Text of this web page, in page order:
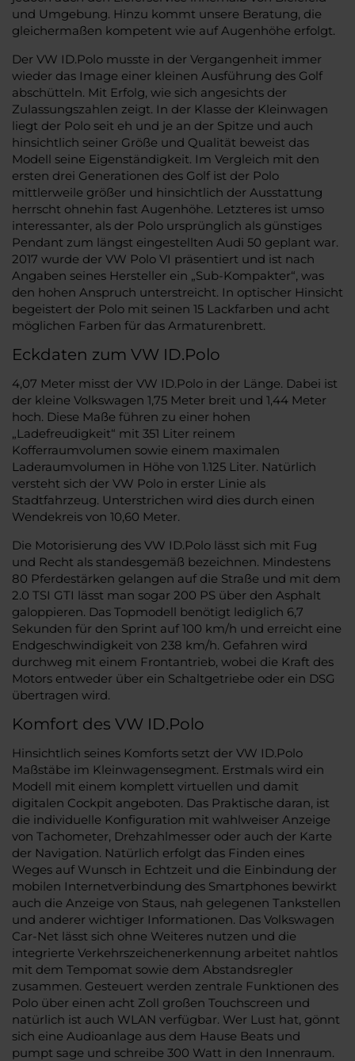
und Umgebung. Hinzu kommt unsere Beratung, die
gleichermaßen kompetent wie auf Augenhöhe erfolgt.
Der VW ID.Polo musste in der Vergangenheit immer
wieder das Image einer kleinen Ausführung des Golf
abschütteln. Mit Erfolg, wie sich angesichts der
Zulassungszahlen zeigt. In der Klasse der Kleinwagen
liegt der Polo seit eh und je an der Spitze und auch
hinsichtlich seiner Größe und Qualität beweist das
Modell seine Eigenständigkeit. Im Vergleich mit den
ersten drei Generationen des Golf ist der Polo
mittlerweile größer und hinsichtlich der Ausstattung
herrscht ohnehin fast Augenhöhe. Letzteres ist umso
interessanter, als der Polo ursprünglich als günstiges
Pendant zum längst eingestellten Audi 50 geplant war.
2017 wurde der VW Polo VI präsentiert und ist nach
Angaben seines Hersteller ein „Sub-Kompakter“, was
den hohen Anspruch unterstreicht. In optischer Hinsicht
begeistert der Polo mit seinen 15 Lackfarben und acht
möglichen Farben für das Armaturenbrett.
Eckdaten zum VW ID.Polo
4,07 Meter misst der VW ID.Polo in der Länge. Dabei ist
der kleine Volkswagen 1,75 Meter breit und 1,44 Meter
hoch. Diese Maße führen zu einer hohen
„Ladefreudigkeit“ mit 351 Liter reinem
Kofferraumvolumen sowie einem maximalen
Laderaumvolumen in Höhe von 1.125 Liter. Natürlich
versteht sich der VW Polo in erster Linie als
Stadtfahrzeug. Unterstrichen wird dies durch einen
Wendekreis von 10,60 Meter.
Die Motorisierung des VW ID.Polo lässt sich mit Fug
und Recht als standesgemäß bezeichnen. Mindestens
80 Pferdestärken gelangen auf die Straße und mit dem
2.0 TSI GTI lässt man sogar 200 PS über den Asphalt
galoppieren. Das Topmodell benötigt lediglich 6,7
Sekunden für den Sprint auf 100 km/h und erreicht eine
Endgeschwindigkeit von 238 km/h. Gefahren wird
durchweg mit einem Frontantrieb, wobei die Kraft des
Motors entweder über ein Schaltgetriebe oder ein DSG
übertragen wird.
Komfort des VW ID.Polo
Hinsichtlich seines Komforts setzt der VW ID.Polo
Maßstäbe im Kleinwagensegment. Erstmals wird ein
Modell mit einem komplett virtuellen und damit
digitalen Cockpit angeboten. Das Praktische daran, ist
die individuelle Konfiguration mit wahlweiser Anzeige
von Tachometer, Drehzahlmesser oder auch der Karte
der Navigation. Natürlich erfolgt das Finden eines
Weges auf Wunsch in Echtzeit und die Einbindung der
mobilen Internetverbindung des Smartphones bewirkt
auch die Anzeige von Staus, nah gelegenen Tankstellen
und anderer wichtiger Informationen. Das Volkswagen
Car-Net lässt sich ohne Weiteres nutzen und die
integrierte Verkehrszeichenerkennung arbeitet nahtlos
mit dem Tempomat sowie dem Abstandsregler
zusammen. Gesteuert werden zentrale Funktionen des
Polo über einen acht Zoll großen Touchscreen und
natürlich ist auch WLAN verfügbar. Wer Lust hat, gönnt
sich eine Audioanlage aus dem Hause Beats und
pumpt sage und schreibe 300 Watt in den Innenraum.